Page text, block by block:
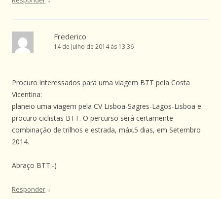
Frederico
14 de Julho de 2014 às 13:36
Procuro interessados para uma viagem BTT pela Costa
Vicentina:
planeio uma viagem pela CV Lisboa-Sagres-Lagos-Lisboa e
procuro ciclistas BTT. O percurso será certamente
combinação de trilhos e estrada, máx.5 dias, em Setembro
2014.
Abraço BTT:-)
Responder ↓